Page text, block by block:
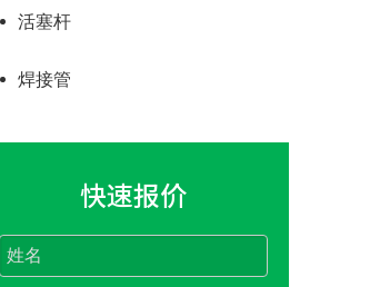
活塞杆
焊接管
快速报价